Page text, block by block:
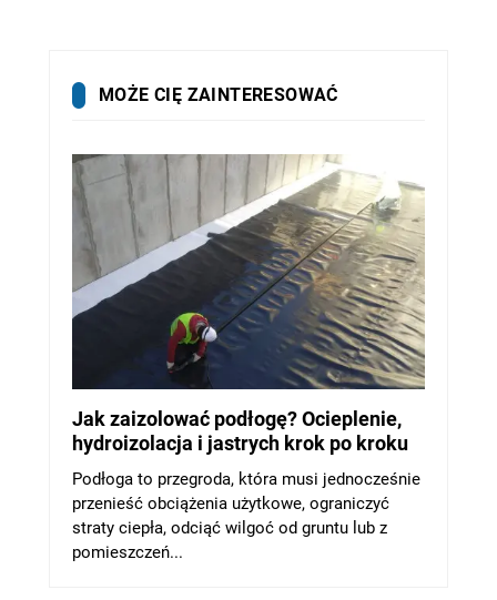
MOŻE CIĘ ZAINTERESOWAĆ
Jak zaizolować podłogę? Ocieplenie,
hydroizolacja i jastrych krok po kroku
Podłoga to przegroda, która musi jednocześnie
przenieść obciążenia użytkowe, ograniczyć
straty ciepła, odciąć wilgoć od gruntu lub z
pomieszczeń...